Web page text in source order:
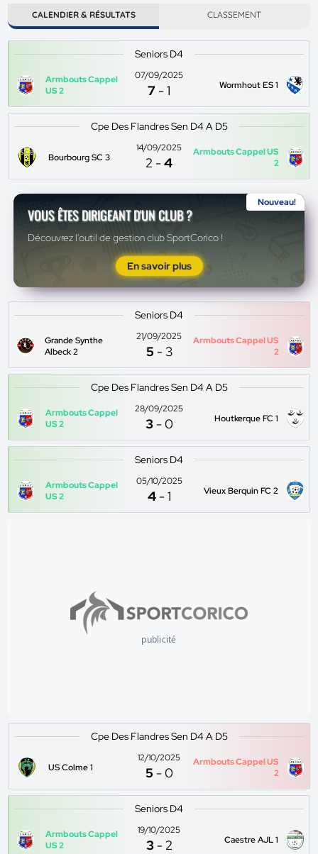
CALENDIER & RÉSULTATS CLASSEMENT
Seniors D4
Armbouts Cappel
US 2
07/09/2025
7 -1 Wormhout ES 1
Cpe Des Flandres Sen D4 A D5
Bourbourg SC 3
14/09/2025
2 -4
Armbouts Cappel US
2
Nouveau!
VOUS ÊTES DIRIGEANT D'UN CLUB ?
Découvrez l'outil de gestion club SportCorico !
En savoir plus
Seniors D4
Grande Synthe
Albeck 2
21/09/2025
5 - 3
Armbouts Cappel US
2
Cpe Des Flandres Sen D4 A D5
Armbouts Cappel
US 2
28/09/2025
3 -0 Houtkerque FC 1
Seniors D4
Armbouts Cappel
US 2
05/10/2025
4 -1 Vieux Berquin FC 2
publicité
Cpe Des Flandres Sen D4 A D5
US Colme 1
12/10/2025
5 -0
Armbouts Cappel US
2
Seniors D4
Armbouts Cappel
US 2
19/10/2025
3 -2 Caestre AJL 1